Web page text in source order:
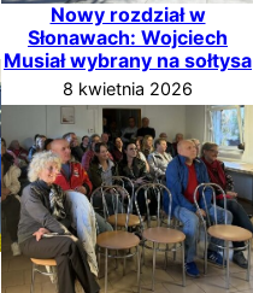
Nowy rozdział w
Słonawach: Wojciech
Musiał wybrany na sołtysa
8 kwietnia 2026